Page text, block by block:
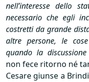
nell’interesse dello
necessario che egli
costretti da grande
altre persone, le
quando la
non fece ritorno né
Cesare giunse a